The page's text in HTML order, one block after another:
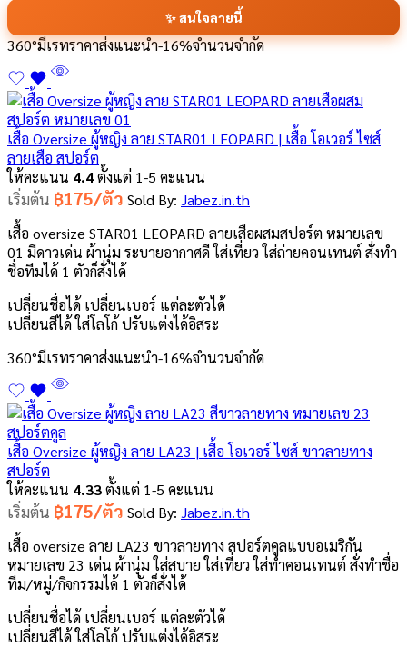
✨ สนใจลายนี้
360°มีเรทราคาส่งแนะนำ-16%จำนวนจำกัด
เสื้อ Oversize ผู้หญิง ลาย STAR01 LEOPARD | เสื้อ โอเวอร์ ไซส์
ลายเสือ สปอร์ต
ให้คะแนน 4.4ตั้งแต่ 1-5 คะแนน
เริ่มต้น ฿175/ตัว Sold By: Jabez.in.th
เสื้อ oversize STAR01 LEOPARD ลายเสือผสมสปอร์ต หมายเลข
01 มีดาวเด่น ผ้านุ่ม ระบายอากาศดี ใส่เที่ยว ใส่ถ่ายคอนเทนต์ สั่งทำ
ชื่อทีมได้ 1 ตัวก็สั่งได้
เปลี่ยนชื่อได้ เปลี่ยนเบอร์ แต่ละตัวได้
เปลี่ยนสีได้ ใส่โลโก้ ปรับแต่งได้อิสระ
360°มีเรทราคาส่งแนะนำ-16%จำนวนจำกัด
เสื้อ Oversize ผู้หญิง ลาย LA23 | เสื้อ โอเวอร์ ไซส์ ขาวลายทาง
สปอร์ต
ให้คะแนน 4.33ตั้งแต่ 1-5 คะแนน
เริ่มต้น ฿175/ตัว Sold By: Jabez.in.th
เสื้อ oversize ลาย LA23 ขาวลายทาง สปอร์ตคูลแบบอเมริกัน
หมายเลข 23 เด่น ผ้านุ่ม ใส่สบาย ใส่เที่ยว ใส่ทำคอนเทนต์ สั่งทำชื่อ
ทีม/หมู่/กิจกรรมได้ 1 ตัวก็สั่งได้
เปลี่ยนชื่อได้ เปลี่ยนเบอร์ แต่ละตัวได้
เปลี่ยนสีได้ ใส่โลโก้ ปรับแต่งได้อิสระ